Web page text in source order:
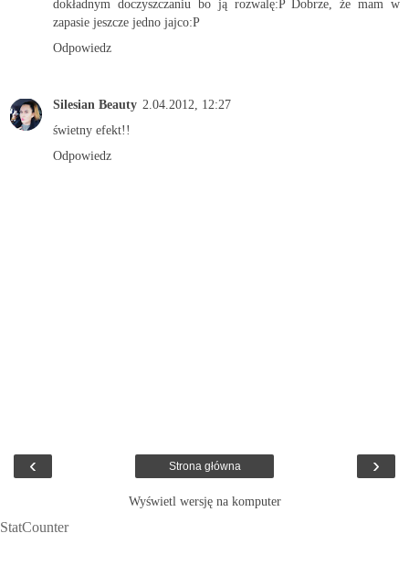
dokładnym doczyszczaniu bo ją rozwalę:P Dobrze, że mam w
zapasie jeszcze jedno jajco:P
Odpowiedz
Silesian Beauty 2.04.2012, 12:27
świetny efekt!!
Odpowiedz
‹ ›
Strona główna
Wyświetl wersję na komputer
StatCounter